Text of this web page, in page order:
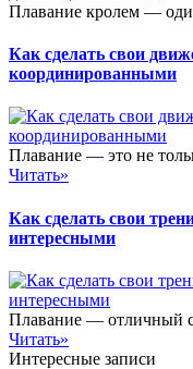
Плавание кролем —
Как сделать свои
координированными
Плавание — это не
Читать»
Как сделать свои
интересными
Плавание — отличный
Читать»
Интересные записи